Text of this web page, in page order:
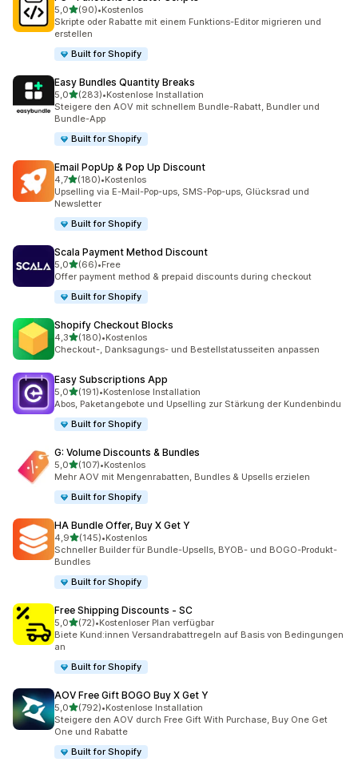
5,0von 5 Sternen
(90)
90 Rezensionen insgesamt
•Kostenlos
Skripte oder Rabatte mit einem Funktions-Editor migrieren und
erstellen
Built for Shopify
Easy Bundles Quantity Breaks
5,0von 5 Sternen
(283)
283 Rezensionen insgesamt
•Kostenlose Installation
Steigere den AOV mit schnellem Bundle-Rabatt, Bundler und
Bundle-App
Built for Shopify
Email PopUp & Pop Up Discount
4,7von 5 Sternen
(180)
180 Rezensionen insgesamt
•Kostenlos
Upselling via E-Mail-Pop-ups, SMS-Pop-ups, Glücksrad und
Newsletter
Built for Shopify
Scala Payment Method Discount
5,0von 5 Sternen
(66)
66 Rezensionen insgesamt
•Free
Offer payment method & prepaid discounts during checkout
Built for Shopify
Shopify Checkout Blocks
4,3von 5 Sternen
(180)
180 Rezensionen insgesamt
•Kostenlos
Checkout-, Danksagungs- und Bestellstatusseiten anpassen
Easy Subscriptions App
5,0von 5 Sternen
(191)
191 Rezensionen insgesamt
•Kostenlose Installation
Abos, Paketangebote und Upselling zur Stärkung der Kundenbindu
Built for Shopify
G: Volume Discounts & Bundles
5,0von 5 Sternen
(107)
107 Rezensionen insgesamt
•Kostenlos
Mehr AOV mit Mengenrabatten, Bundles & Upsells erzielen
Built for Shopify
HA Bundle Offer, Buy X Get Y
4,9von 5 Sternen
(145)
145 Rezensionen insgesamt
•Kostenlos
Schneller Builder für Bundle-Upsells, BYOB- und BOGO-Produkt-
Bundles
Built for Shopify
Free Shipping Discounts ‑ SC
5,0von 5 Sternen
(72)
72 Rezensionen insgesamt
•Kostenloser Plan verfügbar
Biete Kund:innen Versandrabattregeln auf Basis von Bedingungen
an
Built for Shopify
AOV Free Gift BOGO Buy X Get Y
5,0von 5 Sternen
(792)
792 Rezensionen insgesamt
•Kostenlose Installation
Steigere den AOV durch Free Gift With Purchase, Buy One Get
One und Rabatte
Built for Shopify